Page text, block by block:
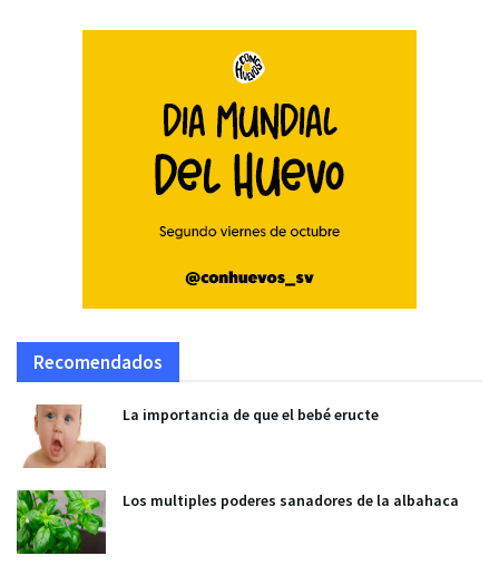
Recomendados
La importancia de que el bebé eructe
Los multiples poderes sanadores de la albahaca